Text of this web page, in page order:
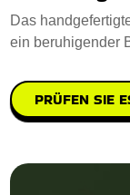
Das
ein beruhigender
PRÜFEN SIE